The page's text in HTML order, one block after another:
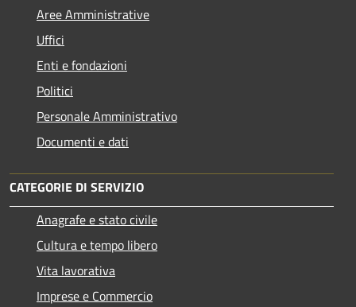
Aree Amministrative
Uffici
Enti e fondazioni
Politici
Personale Amministrativo
Documenti e dati
CATEGORIE DI SERVIZIO
Anagrafe e stato civile
Cultura e tempo libero
Vita lavorativa
Imprese e Commercio